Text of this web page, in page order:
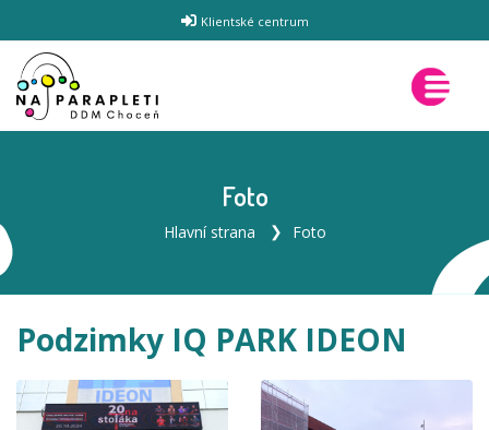
Klientské centrum
Foto
Hlavní strana Foto
Podzimky IQ PARK IDEON